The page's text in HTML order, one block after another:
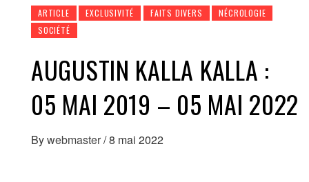
ARTICLE EXCLUSIVITÉ FAITS DIVERS
NÉCROLOGIE
SOCIÉTÉ
AUGUSTIN KALLA KALLA :
05 MAI 2019 – 05 MAI 2022
Bywebmaster/8 mai 2022